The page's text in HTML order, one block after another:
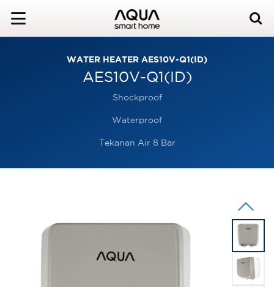
WATER HEATER AES10V-Q1(ID)
AES10V-Q1(ID)
Shockproof
Waterproof
Tekanan Air 8 Bar